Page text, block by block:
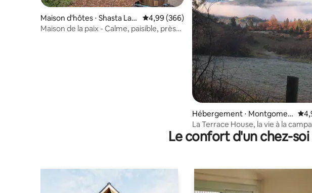
Maison d'hôtes ⋅ Shasta Lak
e
Évaluation moyenne sur la base de 366
4,99 (366)
Maison de la paix - Calme, paisible, près
Hébergement ⋅ Montgomer
y Creek
La Terrace House, la vie à la
Le confort d'un chez-